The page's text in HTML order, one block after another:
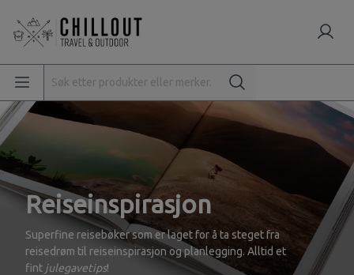
Reiseinspirasjon
Superfine reisebøker som er laget for å ta steget fra
reisedrøm til reiseinspirasjon og planlegging. Alltid et
fint julegavetips!